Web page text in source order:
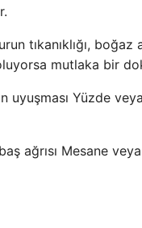
tıkanıklığı,
mutlaka bir
uyuşması Yüzde
ağrısı Mesane